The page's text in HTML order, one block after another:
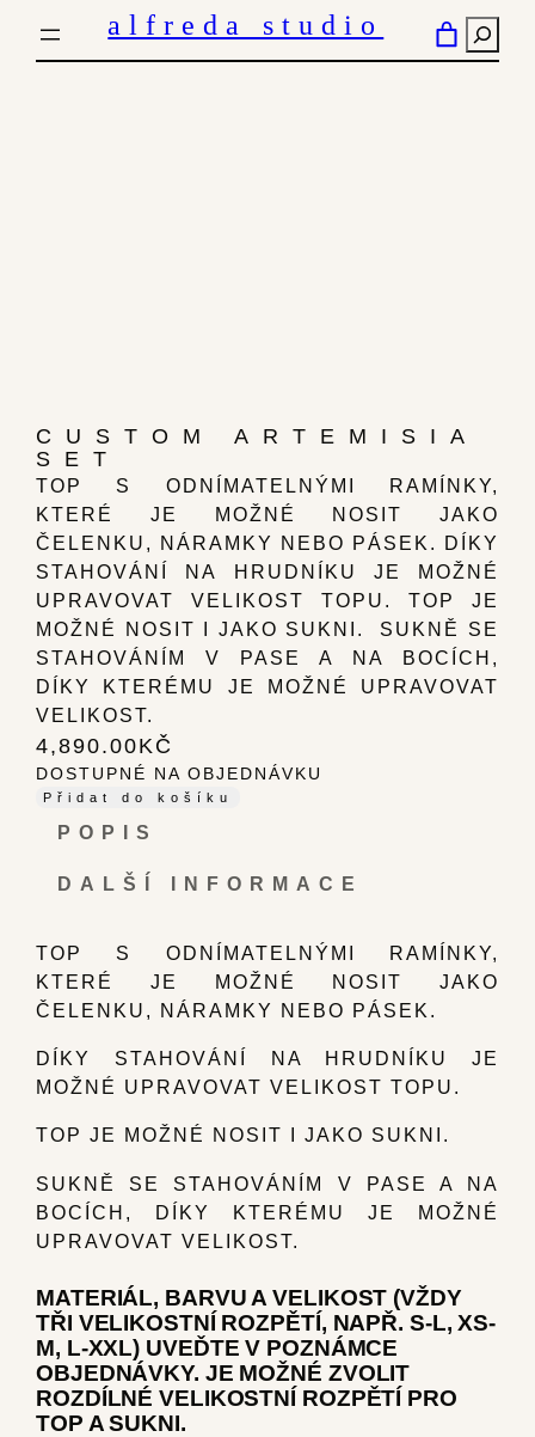
PŘESKOČIT
NA
alfreda studio
CUSTOM ARTEMISIA
SET
TOP S ODNÍMATELNÝMI RAMÍNKY,
KTERÉ JE MOŽNÉ NOSIT JAKO
ČELENKU, NÁRAMKY NEBO PÁSEK. DÍKY
STAHOVÁNÍ NA HRUDNÍKU JE MOŽNÉ
UPRAVOVAT VELIKOST TOPU. TOP JE
MOŽNÉ NOSIT I JAKO SUKNI. SUKNĚ SE
STAHOVÁNÍM V PASE A NA BOCÍCH,
DÍKY KTERÉMU JE MOŽNÉ UPRAVOVAT
VELIKOST.
4,890.00KČ
DOSTUPNÉ NA OBJEDNÁVKU
Přidat do košíku
POPIS
DALŠÍ INFORMACE
TOP S ODNÍMATELNÝMI RAMÍNKY,
KTERÉ JE MOŽNÉ NOSIT JAKO
ČELENKU, NÁRAMKY NEBO PÁSEK.
DÍKY STAHOVÁNÍ NA HRUDNÍKU JE
MOŽNÉ UPRAVOVAT VELIKOST TOPU.
TOP JE MOŽNÉ NOSIT I JAKO SUKNI.
SUKNĚ SE STAHOVÁNÍM V PASE A NA
BOCÍCH, DÍKY KTERÉMU JE MOŽNÉ
UPRAVOVAT VELIKOST.
MATERIÁL, BARVU A VELIKOST (VŽDY
TŘI VELIKOSTNÍ ROZPĚTÍ, NAPŘ. S-L, XS-
M, L-XXL) UVEĎTE V POZNÁMCE
OBJEDNÁVKY. JE MOŽNÉ ZVOLIT
ROZDÍLNÉ VELIKOSTNÍ ROZPĚTÍ PRO
TOP A SUKNI.